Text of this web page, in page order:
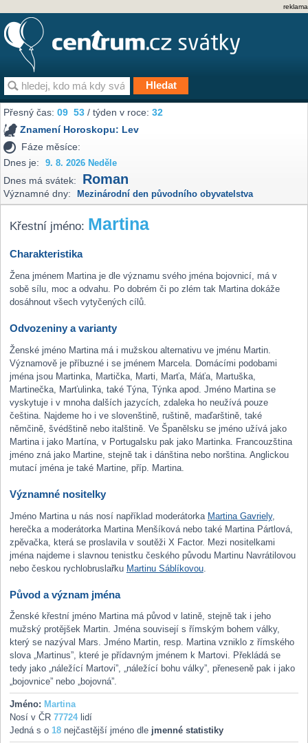
reklama
Přesný čas:09 54 / týden v roce:32
Znamení Horoskopu: Lev
Fáze měsíce:
Dnes je:
9. 8. 2026 Neděle
Dnes má svátek: Roman
Významné dny: Mezinárodní den původního obyvatelstva
Křestní jméno: Martina
Charakteristika
Žena jménem Martina je dle významu svého jména bojovnicí, má v
sobě sílu, moc a odvahu. Po dobrém či po zlém tak Martina dokáže
dosáhnout všech vytyčených cílů.
Odvozeniny a varianty
Ženské jméno Martina má i mužskou alternativu ve jménu Martin.
Významově je příbuzné i se jménem Marcela. Domácími podobami
jména jsou Martinka, Martička, Marti, Marťa, Máťa, Martuška,
Martinečka, Marťulinka, také Týna, Týnka apod. Jméno Martina se
vyskytuje i v mnoha dalších jazycích, zdaleka ho neužívá pouze
čeština. Najdeme ho i ve slovenštině, ruštině, maďarštině, také
němčině, švédštině nebo italštině. Ve Španělsku se jméno užívá jako
Martina i jako Martína, v Portugalsku pak jako Martinka. Francouzština
jméno zná jako Martine, stejně tak i dánština nebo norština. Anglickou
mutací jména je také Martine, příp. Martina.
Významné nositelky
Jméno Martina u nás nosí například moderátorka Martina Gavriely,
herečka a moderátorka Martina Menšíková nebo také Martina Pártlová,
zpěvačka, která se proslavila v soutěži X Factor. Mezi nositelkami
jména najdeme i slavnou tenistku českého původu Martinu Navrátilovou
nebo českou rychlobruslařku Martinu Sáblíkovou.
Původ a význam jména
Ženské křestní jméno Martina má původ v latině, stejně tak i jeho
mužský protějšek Martin. Jména souvisejí s římským bohem války,
který se nazýval Mars. Jméno Martin, resp. Martina vzniklo z římského
slova „Martinus”, které je přídavným jménem k Martovi. Překládá se
tedy jako „náležící Martovi”, „náležící bohu války”, přeneseně pak i jako
„bojovnice” nebo „bojovná”.
Jméno: Martina
Nosí v ČR 77724lidí
Jedná s o 18nejčastější jméno dle jmenné statistiky